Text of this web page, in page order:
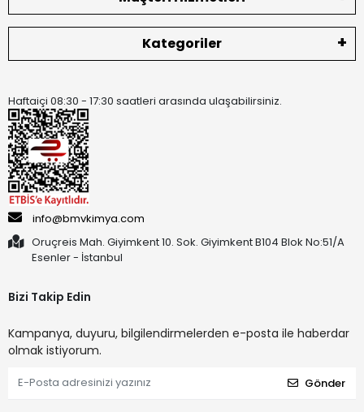
Kategoriler
Haftaiçi 08:30 - 17:30 saatleri arasında ulaşabilirsiniz.
info@bmvkimya.com
Oruçreis Mah. Giyimkent 10. Sok. Giyimkent B104 Blok No:51/A
Esenler - İstanbul
Bizi Takip Edin
Kampanya, duyuru, bilgilendirmelerden e-posta ile haberdar
olmak istiyorum.
Gönder